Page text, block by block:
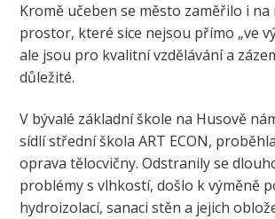
Kromě učeben se město zaměřilo i
prostor, které sice nejsou přímo „ve
ale jsou pro kvalitní vzdělávání a
důležité.
V bývalé základní škole na Husově
sídlí střední škola ART ECON,
oprava tělocvičny. Odstranily se
problémy s vlhkostí, došlo k výměně
hydroizolací, sanaci stěn a jejich